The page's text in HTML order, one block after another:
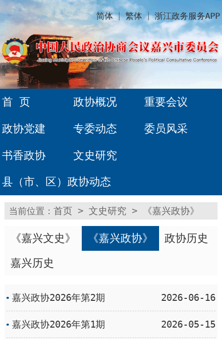
简体 繁体 浙江政务服务APP
首 页 政协概况 重要会议
政协党建 专委动态 委员风采
书香政协 文史研究
县（市、区）政协动态
当前位置： 首页 > 文史研究 > 《嘉兴政协》
《嘉兴文史》 《嘉兴政协》
政协历史
嘉兴历史
嘉兴政协2026年第2期 2026-06-16
嘉兴政协2026年第1期 2026-05-15